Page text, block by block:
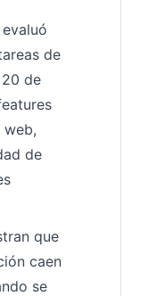
de
de
de
que
caen
se